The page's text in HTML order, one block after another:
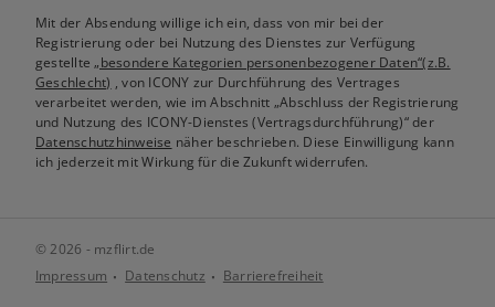
Mit der Absendung willige ich ein, dass von mir bei der
Registrierung oder bei Nutzung des Dienstes zur Verfügung
gestellte„besondere Kategorien personenbezogener Daten“(z.B.
Geschlecht) , von ICONY zur Durchführung des Vertrages
verarbeitet werden, wie im Abschnitt „Abschluss der Registrierung
und Nutzung des ICONY-Dienstes (Vertragsdurchführung)“ der
Datenschutzhinweise näher beschrieben. Diese Einwilligung kann
ich jederzeit mit Wirkung für die Zukunft widerrufen.
© 2026 - mzflirt.de
Impressum
Datenschutz Barrierefreiheit